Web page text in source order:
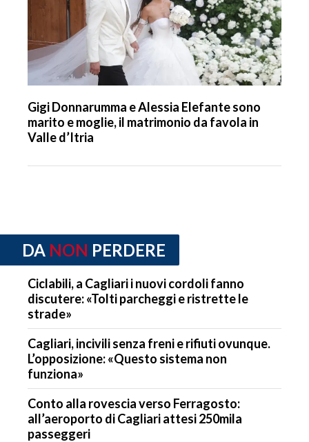
Gigi Donnarumma e Alessia Elefante sono
marito e moglie, il matrimonio da favola in
Valle d’Itria
DA NON PERDERE
Ciclabili, a Cagliari i nuovi cordoli fanno
discutere: «Tolti parcheggi e ristrette le
strade»
Cagliari, incivili senza freni e rifiuti ovunque.
L’opposizione: «Questo sistema non
funziona»
Conto alla rovescia verso Ferragosto:
all’aeroporto di Cagliari attesi 250mila
passeggeri